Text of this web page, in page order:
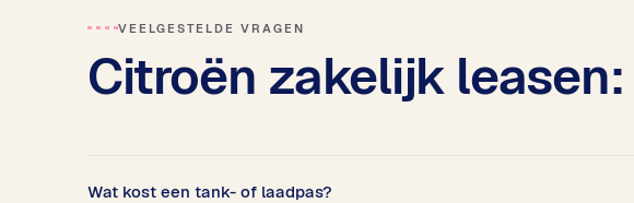
VEELGESTELDE VRAGEN
Citroën zakelijk leasen:
Wat kost een tank- of laadpas?